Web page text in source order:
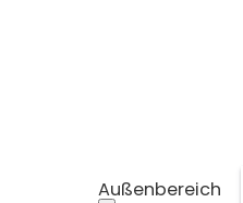
Außenbereich